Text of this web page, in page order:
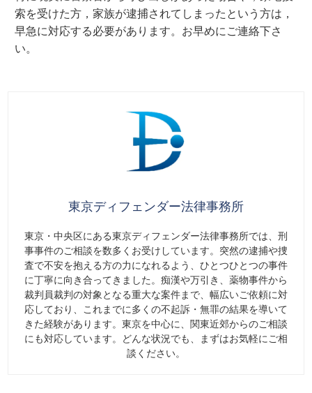
索を受けた方，家族が逮捕されてしまったという方は，
早急に対応する必要があります。お早めにご連絡下さ
い。
東京ディフェンダー法律事務所
東京・中央区にある東京ディフェンダー法律事務所では、刑
事事件のご相談を数多くお受けしています。突然の逮捕や捜
査で不安を抱える方の力になれるよう、ひとつひとつの事件
に丁寧に向き合ってきました。痴漢や万引き、薬物事件から
裁判員裁判の対象となる重大な案件まで、幅広いご依頼に対
応しており、これまでに多くの不起訴・無罪の結果を導いて
きた経験があります。東京を中心に、関東近郊からのご相談
にも対応しています。どんな状況でも、まずはお気軽にご相
談ください。